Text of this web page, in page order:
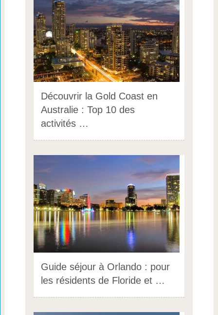
Découvrir la Gold Coast en
Australie : Top 10 des
activités …
Guide séjour à Orlando : pour
les résidents de Floride et …